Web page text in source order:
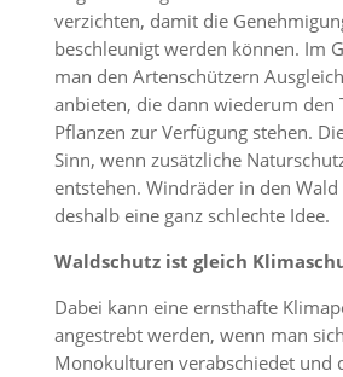
verzichten, damit die
beschleunigt werden können. Im
man den Artenschützern
anbieten, die dann wiederum den
Pflanzen zur Verfügung stehen.
Sinn, wenn zusätzliche
entstehen. Windräder in den
deshalb eine ganz schlechte Idee.
Waldschutz ist gleich
Dabei kann eine ernsthafte
angestrebt werden, wenn man
Monokulturen verabschiedet und